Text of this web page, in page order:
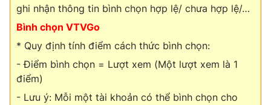
ghi nhận thông tin bình chọn hợp lệ/ chưa hợp lệ/…
Bình chọn VTVGo
* Quy định tính điểm cách thức bình chọn:
- Điểm bình chọn = Lượt xem (Một lượt xem là 1
điểm)
- Lưu ý: Mỗi một tài khoản có thể bình chọn cho